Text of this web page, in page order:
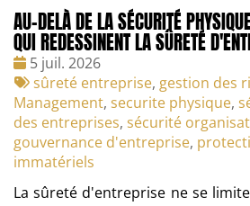
AU-DELÀ DE LA SÉCURITÉ
QUI REDESSINENT LA SÛRETÉ
Date
:
5 juil. 2026
Tags
:
sûreté entreprise, gestion des
Management, securite physique,
des entreprises, sécurité
gouvernance d'entreprise,
immatériels
La sûreté d'entreprise ne se